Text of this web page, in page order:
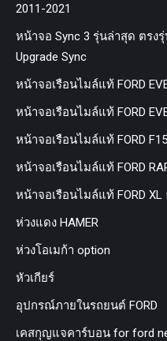
2011-2021
หน้าจอ Sync 3 รุ่นล่าสุด ตรง
Upgrade Sync
หน้าจอเรือนไมล์แท้ FORD
หน้าจอเรือนไมล์แท้ FORD
หน้าจอเรือนไมล์แท้ FORD
หน้าจอเรือนไมล์แท้ FORD
หน้าจอเรือนไมล์แท้ FORD XL
ห่วงแดง HAMER
ห่วงโอเมก้า option
หัวเกียร์
อุปกรณ์ภายในรถยนต์ FORD
เคสกุญแจคาร์บอน for ford